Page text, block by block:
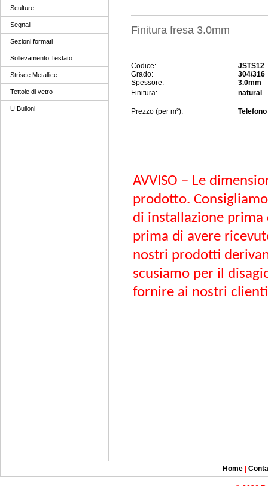
Sculture
Segnali
Sezioni formati
Sollevamento Testato
Strisce Metallice
Tettoie di vetro
U Bulloni
Finitura fresa 3.0mm
Codice:
JSTS12
Grado:
304/316
Spessore:
3.0mm
Finitura:
natural
Prezzo (per m²):
AVVISO – Le
prodotto.
di installazione
prima di avere
nostri prodotti
scusiamo per il
fornire ai nostri
Home|